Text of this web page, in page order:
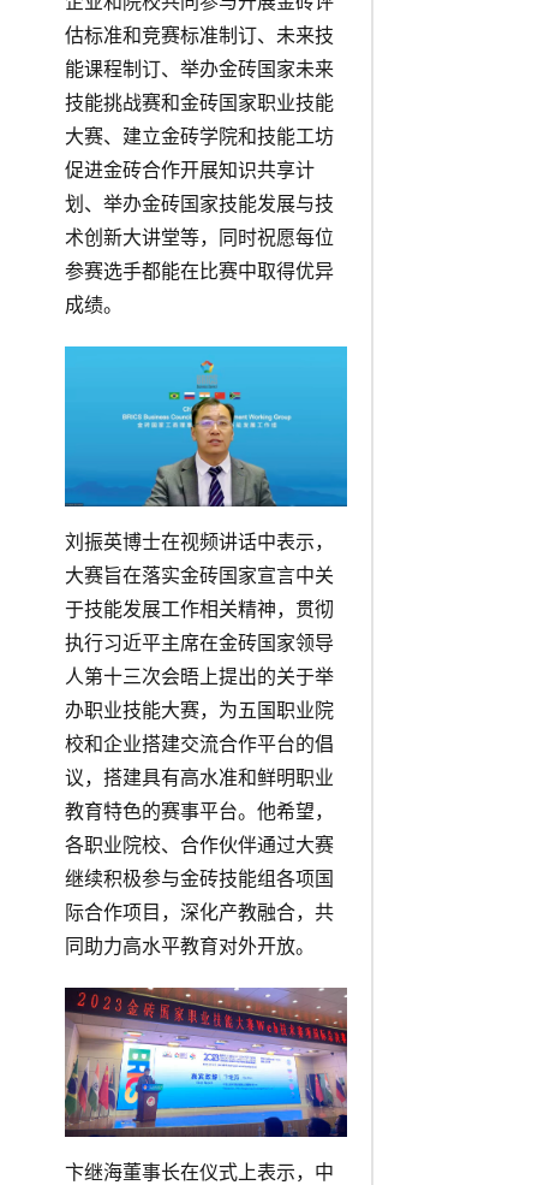
估标准和竞赛标准制订、未来技
能课程制订、举办金砖国家未来
技能挑战赛和金砖国家职业技能
大赛、建立金砖学院和技能工坊
促进金砖合作开展知识共享计
划、举办金砖国家技能发展与技
术创新大讲堂等，同时祝愿每位
参赛选手都能在比赛中取得优异
成绩。
刘振英博士在视频讲话中表示，
大赛旨在落实金砖国家宣言中关
于技能发展工作相关精神，贯彻
执行习近平主席在金砖国家领导
人第十三次会晤上提出的关于举
办职业技能大赛，为五国职业院
校和企业搭建交流合作平台的倡
议，搭建具有高水准和鲜明职业
教育特色的赛事平台。他希望，
各职业院校、合作伙伴通过大赛
继续积极参与金砖技能组各项国
际合作项目，深化产教融合，共
同助力高水平教育对外开放。
卞继海董事长在仪式上表示，中